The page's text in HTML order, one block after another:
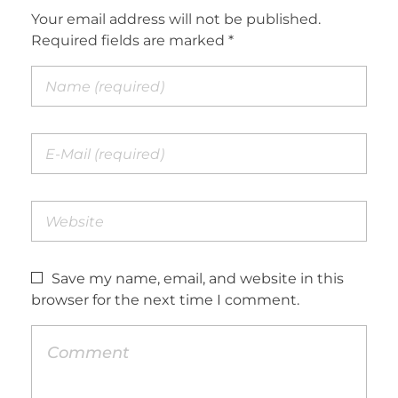
Your email address will not be published.
Required fields are marked *
Save my name, email, and website in this
browser for the next time I comment.